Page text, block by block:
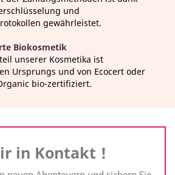
und
gewährleistet.
Biokosmetik
unserer Kosmetika ist
Ursprungs und von Ecocert oder
bio-zertifiziert.
in Kontakt !